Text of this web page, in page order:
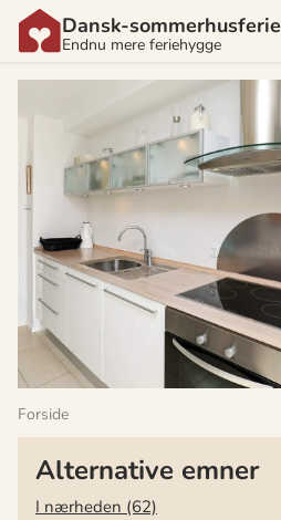
Dansk-sommerhusferie
Endnu mere feriehygge
Forside
Alternative emner
I nærheden (62)